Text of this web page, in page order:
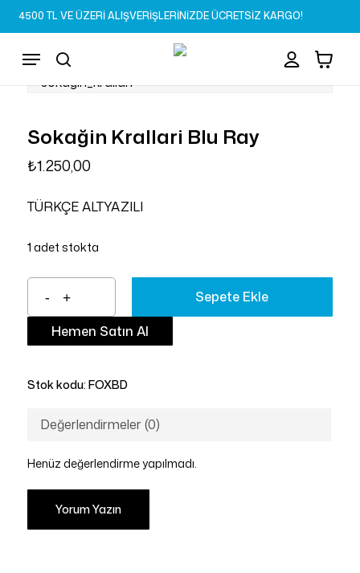
Skip
to
content
4500 TL VE ÜZERİ ALIŞVERİŞLERİNİZDE ÜCRETSİZ KARGO!
search
Menu Sepet Close
Cart
Sokağin Krallari Blu Ray
₺1.250,00
TÜRKÇE ALTYAZILI
1 adet stokta
Sepete Ekle
Hemen Satın Al
Stok kodu: FOXBD
Değerlendirmeler (0)
Henüz değerlendirme yapılmadı.
Yorum Yazın